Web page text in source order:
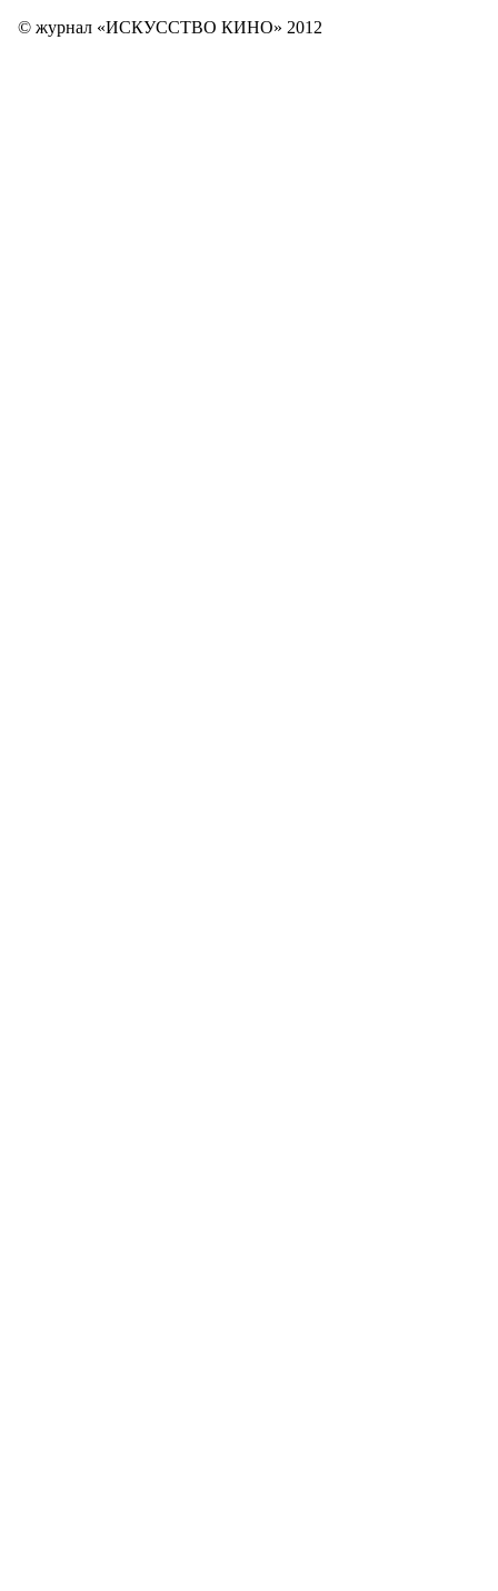
© журнал «ИСКУССТВО КИНО» 2012